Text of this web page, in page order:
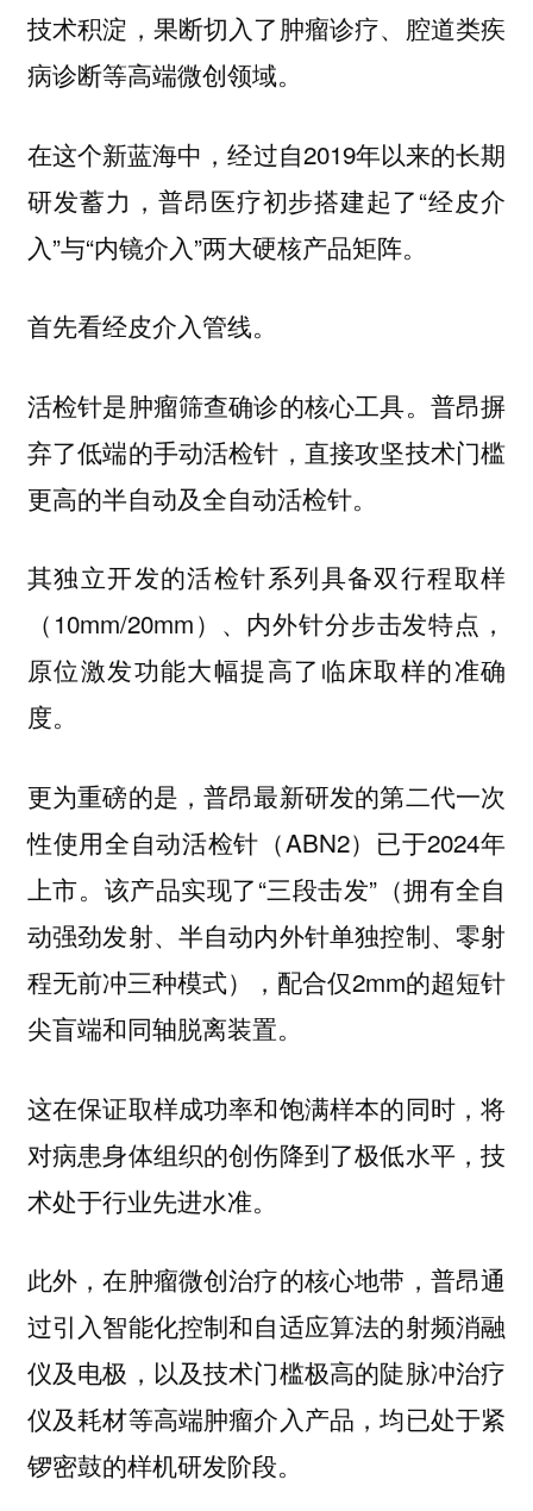
技术积淀，果断切入了肿瘤诊疗、腔道类疾
病诊断等高端微创领域。
在这个新蓝海中，经过自2019年以来的长期
研发蓄力，普昂医疗初步搭建起了“经皮介
入”与“内镜介入”两大硬核产品矩阵。
首先看经皮介入管线。
活检针是肿瘤筛查确诊的核心工具。普昂摒
弃了低端的手动活检针，直接攻坚技术门槛
更高的半自动及全自动活检针。
其独立开发的活检针系列具备双行程取样
（10mm/20mm）、内外针分步击发特点，
原位激发功能大幅提高了临床取样的准确
度。
更为重磅的是，普昂最新研发的第二代一次
性使用全自动活检针（ABN2）已于2024年
上市。该产品实现了“三段击发”（拥有全自
动强劲发射、半自动内外针单独控制、零射
程无前冲三种模式），配合仅2mm的超短针
尖盲端和同轴脱离装置。
这在保证取样成功率和饱满样本的同时，将
对病患身体组织的创伤降到了极低水平，技
术处于行业先进水准。
此外，在肿瘤微创治疗的核心地带，普昂通
过引入智能化控制和自适应算法的射频消融
仪及电极，以及技术门槛极高的陡脉冲治疗
仪及耗材等高端肿瘤介入产品，均已处于紧
锣密鼓的样机研发阶段。